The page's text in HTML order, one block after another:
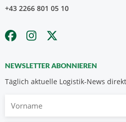
+43 2266 801 05 10
NEWSLETTER ABONNIEREN
Täglich aktuelle Logistik-News